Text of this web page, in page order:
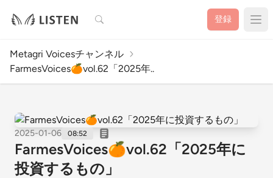
検索 登録
Metagri Voicesチャンネル
FarmesVoices🍊vol.62「2025年..
2025-01-06 08:52
FarmesVoices🍊vol.62「2025年に
投資するもの」